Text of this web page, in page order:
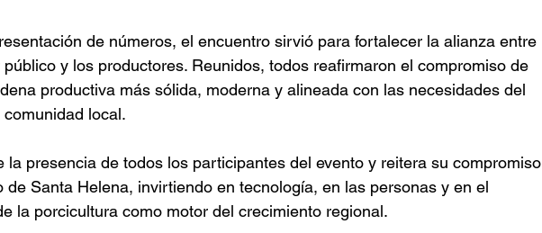
de números, el encuentro sirvió para fortalecer la alianza entre
y los productores. Reunidos, todos reafirmaron el compromiso de
productiva más sólida, moderna y alineada con las necesidades del
local.
la presencia de todos los participantes del evento y reitera su compromiso
de Santa Helena, invirtiendo en tecnología, en las personas y en el
la porcicultura como motor del crecimiento regional.